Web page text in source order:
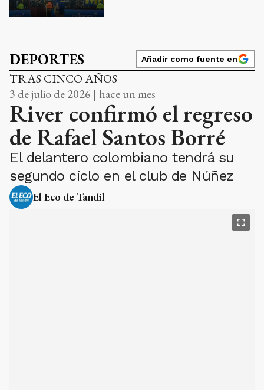
DEPORTES Añadir como fuente en
TRAS CINCO AÑOS
3 de julio de 2026 | hace un mes
River confirmó el regreso
de Rafael Santos Borré
El delantero colombiano tendrá su
segundo ciclo en el club de Núñez
El Eco de Tandil